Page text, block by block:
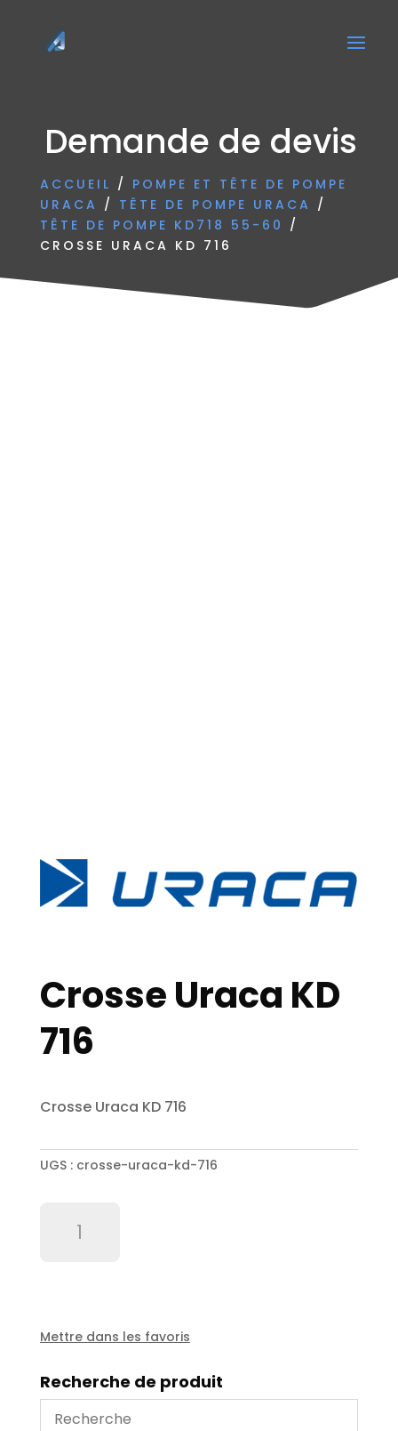
Demande de devis
ACCUEIL / POMPE ET TÊTE DE POMPE
URACA / TÊTE DE POMPE URACA /
TÊTE DE POMPE KD718 55-60 /
CROSSE URACA KD 716
Crosse Uraca KD
716
Crosse Uraca KD 716
UGS : crosse-uraca-kd-716
Mettre dans les favoris
Recherche de produit